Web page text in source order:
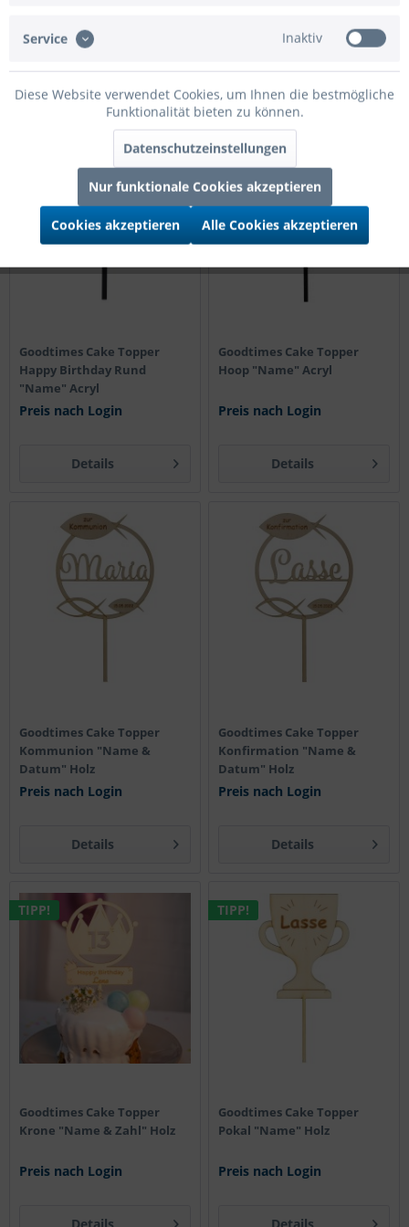
Preis nach Login Preis nach Login
Goodtimes Cake Topper
Happy Birthday Rund
"Name" Acryl
Preis nach Login
Details
TIPP!
Goodtimes Cake Topper
Hoop "Name" Acryl
Preis nach Login
Details
Goodtimes Cake Topper
Kommunion "Name &
Datum" Holz
Preis nach Login
Details
Goodtimes Cake Topper
Konfirmation "Name &
Datum" Holz
Preis nach Login
Details
TIPP!
Goodtimes Cake Topper
Krone "Name & Zahl" Holz
Preis nach Login
TIPP!
Goodtimes Cake Topper
Pokal "Name" Holz
Preis nach Login
Service Inaktiv
Diese Website verwendet Cookies, um Ihnen die bestmögliche
Funktionalität bieten zu können.
Datenschutzeinstellungen
Nur funktionale Cookies akzeptieren
Cookies akzeptieren Alle Cookies akzeptieren